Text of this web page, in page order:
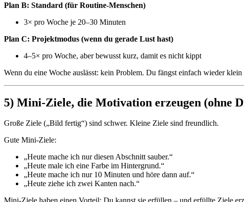
Plan B: Standard (für Routine-Menschen)
3× pro Woche je 20–30 Minuten
Plan C: Projektmodus (wenn du gerade Lust hast)
4–5× pro Woche, aber bewusst kurz, damit es nicht kippt
Wenn du eine Woche auslässt: kein Problem. Du fängst einfach wieder klein
5) Mini-Ziele, die Motivation erzeugen (ohne
Große Ziele („Bild fertig“) sind schwer. Kleine Ziele sind freundlich.
Gute Mini-Ziele:
„Heute mache ich nur diesen Abschnitt sauber.“
„Heute male ich eine Farbe im Hintergrund.“
„Heute mache ich nur 10 Minuten und höre dann auf.“
„Heute ziehe ich zwei Kanten nach.“